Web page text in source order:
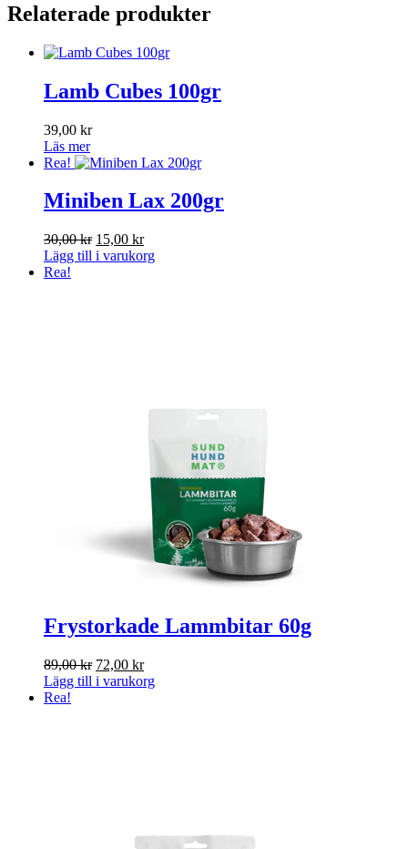
Relaterade produkter
Lamb Cubes 100gr
39,00 kr
Läs mer
Rea!
Miniben Lax 200gr
30,00kr Det
ursprungliga
15,00 krDet
nuvarande
Lägg till i varukorg
Rea!
Frystorkade Lammbitar 60g
89,00kr Det
ursprungliga
72,00 krDet
nuvarande
Lägg till i varukorg
Rea!